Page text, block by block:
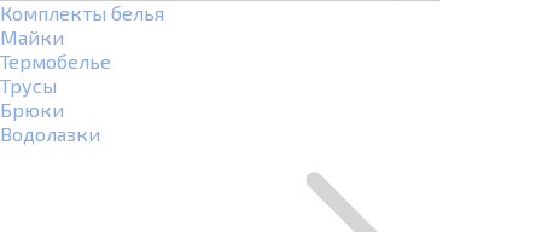
Комплекты белья
Майки
Термобелье
Трусы
Брюки
Водолазки